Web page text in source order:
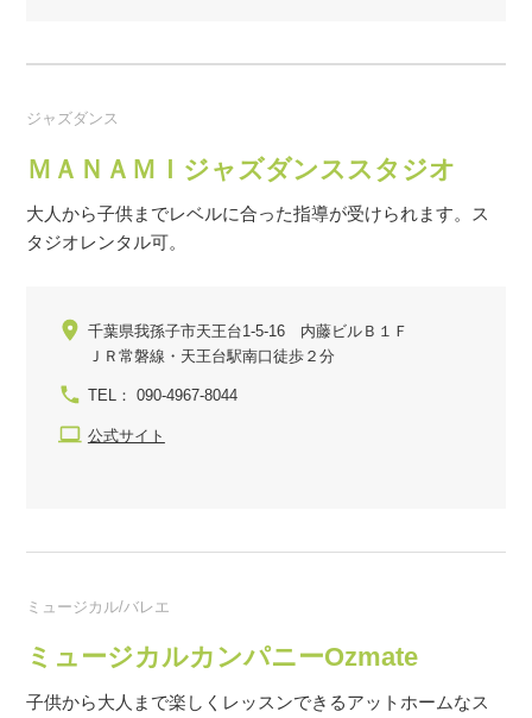
ジャズダンス
ＭＡＮＡＭＩジャズダンススタジオ
大人から子供までレベルに合った指導が受けられます。ス
タジオレンタル可。
千葉県我孫子市天王台1-5-16 内藤ビルＢ１Ｆ
ＪＲ常磐線・天王台駅南口徒歩２分
TEL： 090-4967-8044
公式サイト
ミュージカル/バレエ
ミュージカルカンパニーOzmate
子供から大人まで楽しくレッスンできるアットホームなス